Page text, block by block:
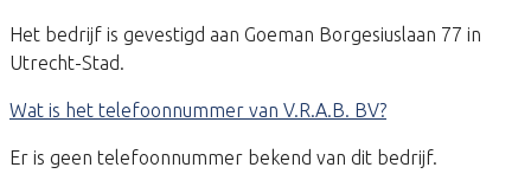
Het bedrijf is gevestigd aan Goeman Borgesiuslaan 77 in
Utrecht-Stad.
Wat is het telefoonnummer van V.R.A.B. BV?
Er is geen telefoonnummer bekend van dit bedrijf.